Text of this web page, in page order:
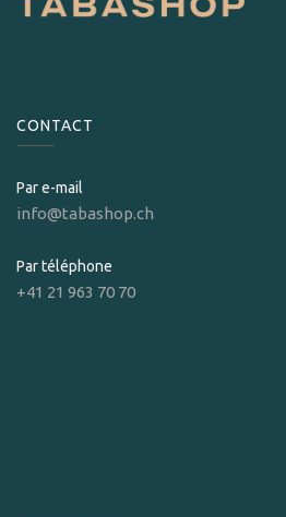
CONTACT
Par e-mail
info@tabashop.ch
Par téléphone
+41 21 963 70 70